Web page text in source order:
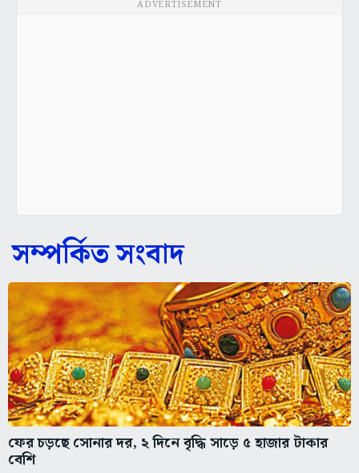
ADVERTISEMENT
সম্পর্কিত সংবাদ
ফের চড়ছে সোনার দর, ২ দিনে বৃদ্ধি সাড়ে ৫ হাজার টাকার
বেশি